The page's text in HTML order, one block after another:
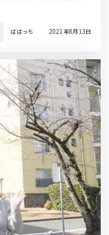
ばばっち 2021年8月13日